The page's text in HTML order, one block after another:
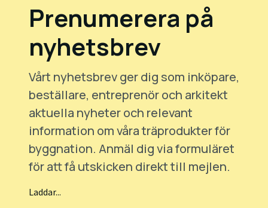
Prenumerera på
nyhetsbrev
Vårt nyhetsbrev ger dig som inköpare,
beställare, entreprenör och arkitekt
aktuella nyheter och relevant
information om våra träprodukter för
byggnation. Anmäl dig via formuläret
för att få utskicken direkt till mejlen.
Laddar...